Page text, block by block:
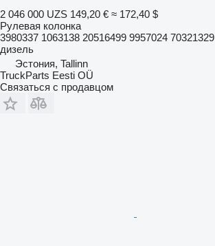
2 046 000 UZS 149,20 € ≈ 172,40 $
Рулевая колонка
3980337 1063138 20516499 9957024 70321329
дизель
Эстония, Tallinn
TruckParts Eesti OÜ
Связаться с продавцом